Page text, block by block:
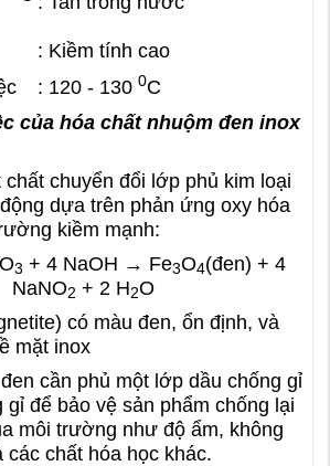
: Kiềm tính cao
: 120 - 130 0C
của hóa chất nhuộm đen inox
chất chuyển đổi lớp phủ kim loại
dựa trên phản ứng oxy hóa
kiềm mạnh:
3 ​+ 4 NaOH → Fe3​O4​(đen) + 4
NaNO2 ​ + 2 H2​O
có màu đen, ổn định, và
mặt inox
cần phủ một lớp dầu chống gỉ
gỉ để bảo vệ sản phẩm chống lại
môi trường như độ ẩm, không
các chất hóa học khác.